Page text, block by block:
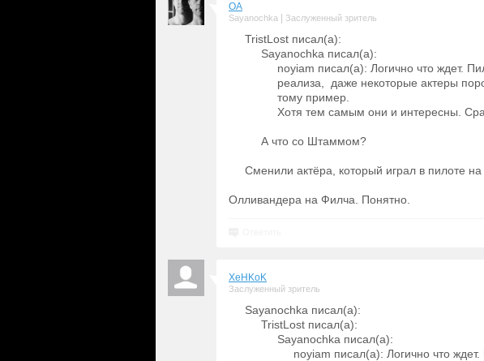
OA
Sayanochka Заслуженный зритель
TristLost писал(а):
Sayanochka писал(а):
noyiam писал(а): Логично что ждет.
реализа, даже некоторые актеры
тому пример.
Хотя тем самым они и интересны.
А что со Штаммом?
Сменили актёра, который играл в пилоте на
Олливандера на Филча. Понятно.
XeHKoK
Заслуженный зритель
Sayanochka писал(а):
TristLost писал(а):
Sayanochka писал(а):
noyiam писал(а): Логично что